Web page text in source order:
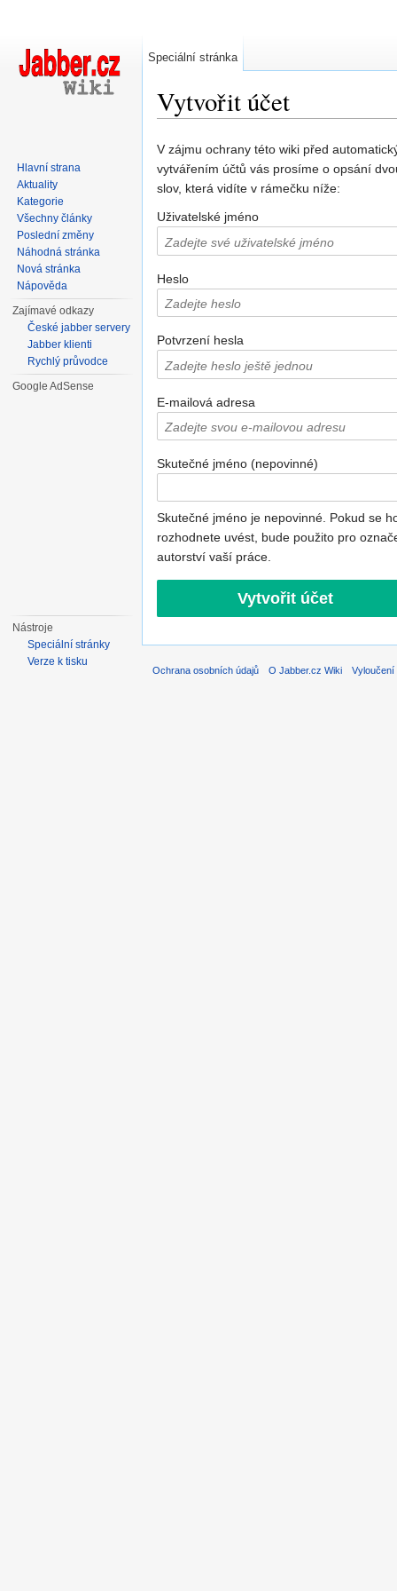
Vytvořit účet
V zájmu ochrany této wiki před
vytvářením účtů vás prosíme o opsání
slov, která vidíte v rámečku níže:
Uživatelské jméno
Heslo
Potvrzení hesla
E-mailová adresa
Skutečné jméno (nepovinné)
Skutečné jméno je nepovinné. Pokud se
rozhodnete uvést, bude použito pro
autorství vaší práce.
Speciální stránka
Hlavní strana
Aktuality
Kategorie
Všechny články
Poslední změny
Náhodná stránka
Nová stránka
Nápověda
Zajímavé odkazy
České jabber servery
Jabber klienti
Rychlý průvodce
Google AdSense
Nástroje
Speciální stránky
Verze k tisku
Ochrana osobních údajů O Jabber.cz Wiki Vyloučení